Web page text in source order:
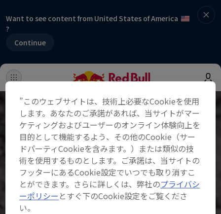
Want to see content from United States of America
?
Continue
”このウェブサイトは、技術上必要なCookieを使用
します。あなたのご承諾があれば、当サイトがマー
ケティングおよびユーザーのオンライン体験向上を
目的として機能するよう、その他のCookie（サー
ドパーティCookieを含みます。）または類似の技
術を使用するものとします。ご承諾は、当サイトの
フッターにあるCookie設定でいつでも取り消すこ
とができます。さらに詳しくは、弊社のプライバシ
ーポリシー とすぐ下のCookie設定をご覧くださ
い。